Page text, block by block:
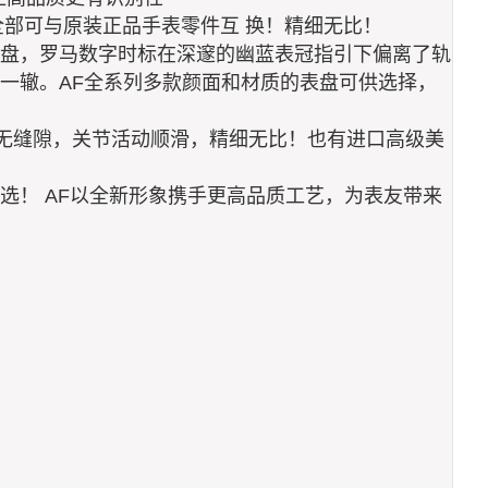
可与原装正品手表零件互 换！精细无比！
，罗马数字时标在深邃的幽蓝表冠指引下偏离了轨
。AF全系列多款颜面和材质的表盘可供选择，
隙，关节活动顺滑，精细无比！也有进口高级美
！ AF以全新形象携手更高品质工艺，为表友带来